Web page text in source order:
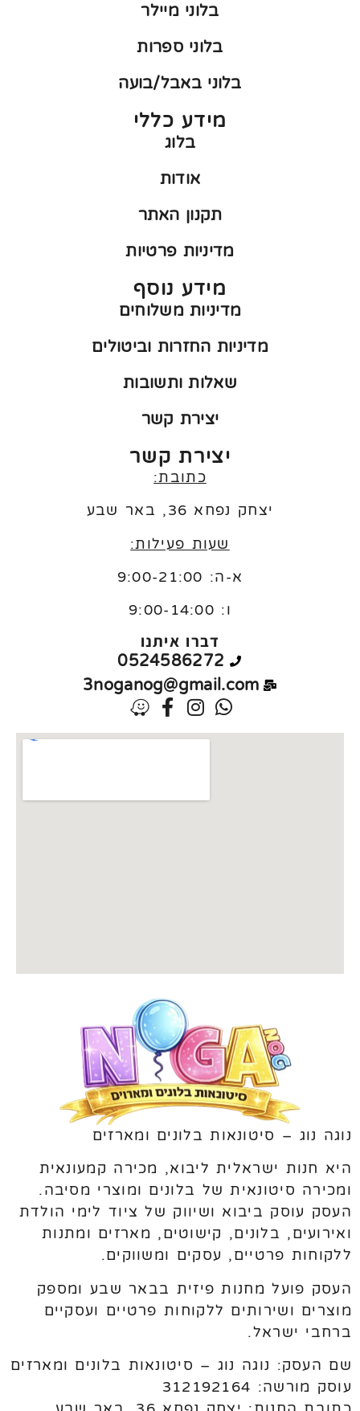
בלוני מיילר
בלוני ספרות
בלוני באבל/בועה
מידע כללי
בלוג
אודות
תקנון האתר
מדיניות פרטיות
מידע נוסף
מדיניות משלוחים
מדיניות החזרות וביטולים
שאלות ותשובות
יצירת קשר
יצירת קשר
כתובת:
יצחק נפחא 36, באר שבע
שעות פעילות:
א-ה: 9:00-21:00
ו: 9:00-14:00
דברו איתנו
0524586272
3noganog@gmail.com
נוגה נוג – סיטונאות בלונים ומארזים
היא חנות ישראלית ליבוא, מכירה קמעונאית
ומכירה סיטונאית של בלונים ומוצרי מסיבה.
העסק עוסק ביבוא ושיווק של ציוד לימי הולדת
ואירועים, בלונים, קישוטים, מארזים ומתנות
ללקוחות פרטיים, עסקים ומשווקים.
העסק פועל מחנות פיזית בבאר שבע ומספק
מוצרים ושירותים ללקוחות פרטיים ועסקיים
ברחבי ישראל.
שם העסק: נוגה נוג – סיטונאות בלונים ומארזים
עוסק מורשה: 312192164